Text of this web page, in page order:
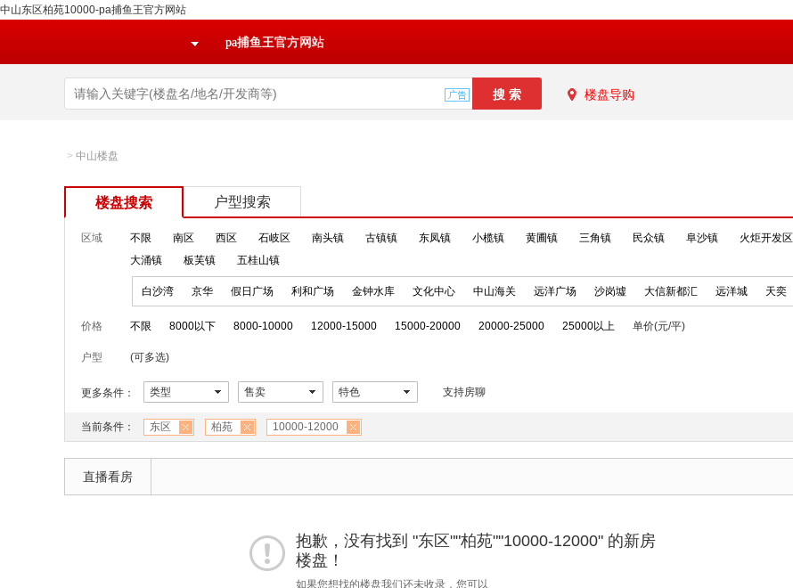
中山东区柏苑10000-pa捕鱼王官方网站
pa捕鱼王官方网站
楼盘导购
> 中山楼盘
楼盘搜索 户型搜索
区域 不限 南区 西区 石岐区 南头镇 古镇镇 东凤镇 小榄镇 黄圃镇 三角镇 民众镇 阜沙镇 火炬开发区
大涌镇
板芙镇 五桂山镇
白沙湾 京华 假日广场 利和广场 金钟水库 文化中心 中山海关 远洋广场 沙岗墟 大信新都汇 远洋城 天奕
价格 不限 8000以下 8000-10000 12000-15000 15000-20000 20000-25000 25000以上 单价(元/平)
户型 (可多选)
更多条件： 类型 售卖 特色 支持房聊
当前条件： 东区 柏苑 10000-12000
直播看房
抱歉，没有找到 "东区""柏苑""10000-12000" 的新房
楼盘！
如果您想找的楼盘我们还未收录，您可以